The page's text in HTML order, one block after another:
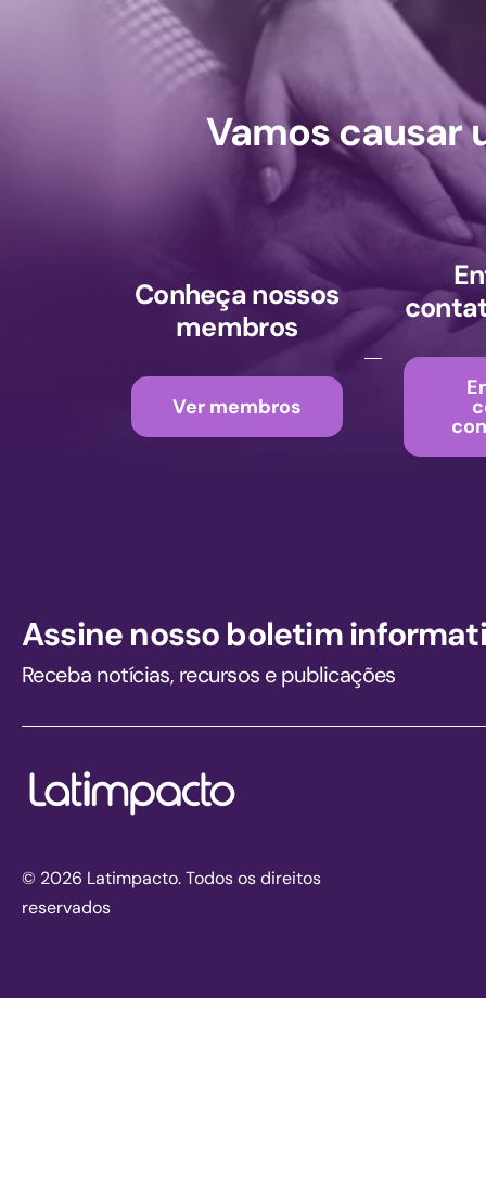
Vamos causar
Conheça nossos
membros
Ver membros
Assine nosso boletim
Receba notícias, recursos e publicações
© 2026 Latimpacto. Todos os direitos
reservados